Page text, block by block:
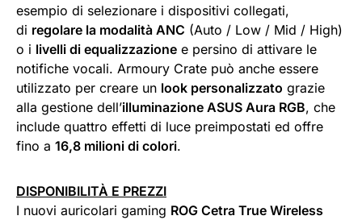
esempio di selezionare i dispositivi collegati,
di regolare la modalità ANC (Auto / Low / Mid / High)
o i livelli di equalizzazione e persino di attivare le
notifiche vocali. Armoury Crate può anche essere
utilizzato per creare un look personalizzato grazie
alla gestione dell’illuminazione ASUS Aura RGB, che
include quattro effetti di luce preimpostati ed offre
fino a 16,8 milioni di colori.
DISPONIBILITÀ E PREZZI
I nuovi auricolari gaming ROG Cetra True Wireless